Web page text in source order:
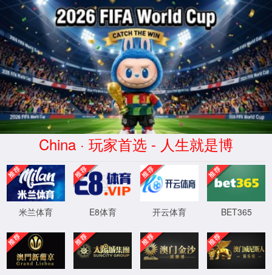
2026买世界杯赛事网站(中国
区)-Official website